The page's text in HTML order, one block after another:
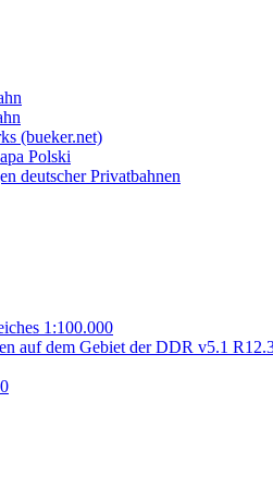
(bueker.net)
Polski
deutscher Privatbahnen
1:100.000
auf dem Gebiet der DDR v5.1